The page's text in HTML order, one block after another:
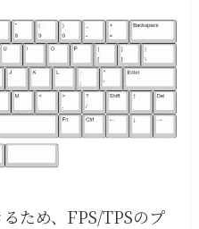
ため、FPS/TPSのプ